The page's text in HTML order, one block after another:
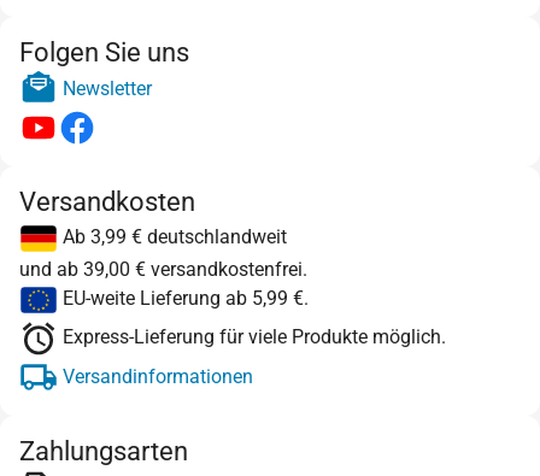
Folgen Sie uns
Newsletter
Versandkosten
Ab 3,99 € deutschlandweit
und ab 39,00 € versandkostenfrei.
EU-weite Lieferung ab 5,99 €.
Express-Lieferung für viele Produkte möglich.
Versandinformationen
Zahlungsarten